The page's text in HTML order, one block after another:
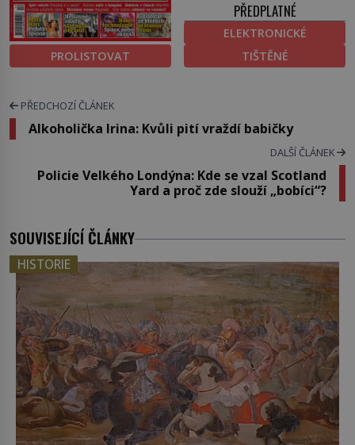
PROLISTOVAT
PŘEDPLATNÉ
ELEKTRONICKÉ
TIŠTĚNÉ
PŘEDCHOZÍ ČLÁNEK
Alkoholička Irina: Kvůli pití vraždí babičky
DALŠÍ ČLÁNEK
Policie Velkého Londýna: Kde se vzal Scotland
Yard a proč zde slouží „bobíci“?
SOUVISEJÍCÍ ČLÁNKY
HISTORIE